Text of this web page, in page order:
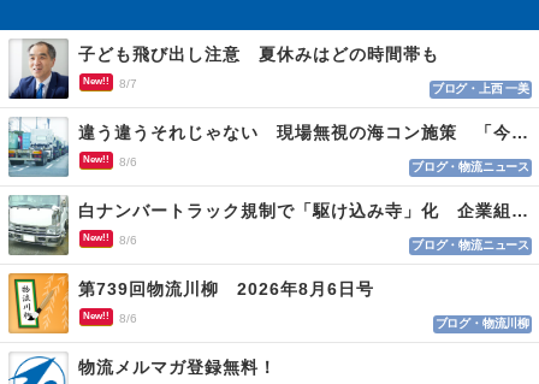
子ども飛び出し注意 夏休みはどの時間帯も
New!! 8/7 ブログ・上西 一美
違う違うそれじゃない 現場無視の海コン施策 「今でも平均２～３時間は待つ」
New!! 8/6 ブログ・物流ニュース
白ナンバートラック規制で「駆け込み寺」化 企業組合が入会基準を見直しへ
New!! 8/6 ブログ・物流ニュース
第739回物流川柳 2026年8月6日号
New!! 8/6 ブログ・物流川柳
物流メルマガ登録無料！